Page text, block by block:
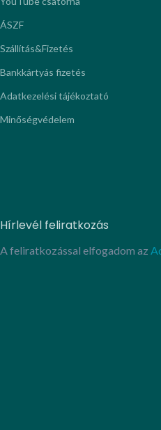
ÁSZF
Szállítás&Fizetés
Bankkártyás fizetés
Adatkezelési tájékoztató
Minőségvédelem
Hírlevél feliratkozás
A feliratkozással elfogadom az